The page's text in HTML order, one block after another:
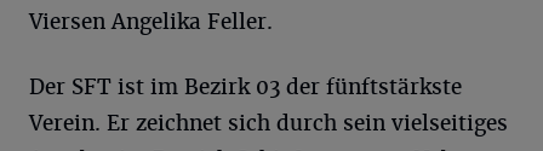
Viersen Angelika Feller.
Der SFT ist im Bezirk 03 der fünftstärkste
Verein. Er zeichnet sich durch sein vielseitiges